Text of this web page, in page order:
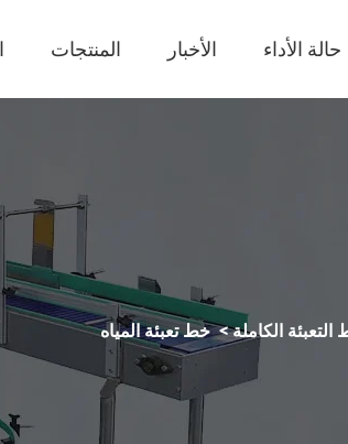
المنتجات الأخبار حالة الأداء
الكاملة>خط تعبئة المياه